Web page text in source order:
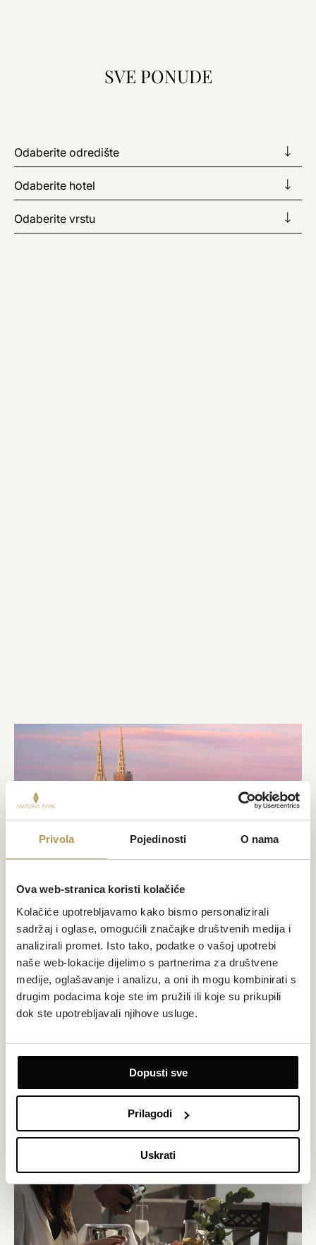
Privola Pojedinosti O nama
Ova web-stranica koristi kolačiće
Kolačiće upotrebljavamo kako bismo personalizirali
sadržaj i oglase, omogućili značajke društvenih medija i
analizirali promet. Isto tako, podatke o vašoj upotrebi
naše web-lokacije dijelimo s partnerima za društvene
medije, oglašavanje i analizu, a oni ih mogu kombinirati s
drugim podacima koje ste im pružili ili koje su prikupili
dok ste upotrebljavali njihove usluge.
Dopusti sve
Prilagodi
Uskrati
SVE PONUDE
ZAGREB / AMADRIA PARK HOTEL CAPITAL
ZAGREB CITY BREAK
doručak. Doživite jedinstvenu atmosferu hrvatske metropole.